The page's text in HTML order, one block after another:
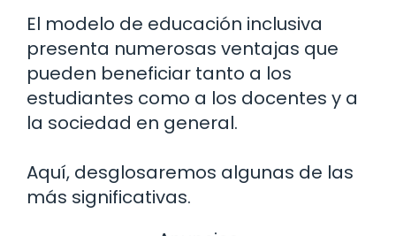
El modelo de educación inclusiva
presenta numerosas ventajas que
pueden beneficiar tanto a los
estudiantes como a los docentes y a
la sociedad en general.
Aquí, desglosaremos algunas de las
más significativas.